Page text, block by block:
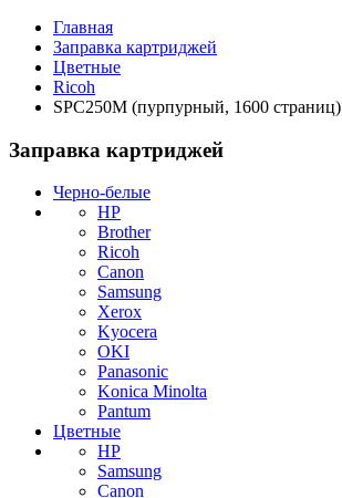
Главная
Заправка картриджей
Цветные
Ricoh
SPC250M (пурпурный, 1600 страниц)
Заправка картриджей
Черно-белые
HP
Brother
Ricoh
Canon
Samsung
Xerox
Kyocera
OKI
Panasonic
Konica Minolta
Pantum
Цветные
HP
Samsung
Canon